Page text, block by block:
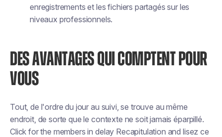
enregistrements et les fichiers partagés sur les
niveaux professionnels.
DES AVANTAGES QUI COMPTENT POUR
VOUS
Tout, de l'ordre du jour au suivi, se trouve au même
endroit, de sorte que le contexte ne soit jamais éparpillé.
Click for the members in delay Recapitulation and lisez ce